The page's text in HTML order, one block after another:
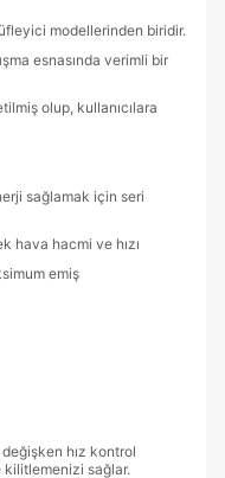
modellerinden biridir.
esnasında verimli bir
olup, kullanıcılara
sağlamak için seri
hava hacmi ve hızı
emiş
hız kontrol
sağlar.